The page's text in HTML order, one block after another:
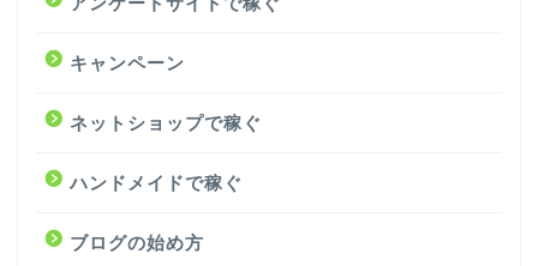
キャンペーン
ネットショップで稼ぐ
ハンドメイドで稼ぐ
ブログの始め方